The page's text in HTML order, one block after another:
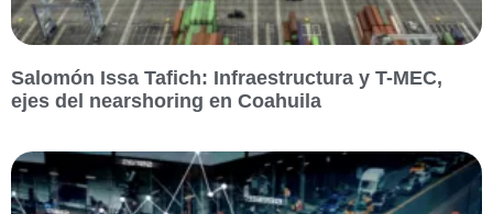
Salomón Issa Tafich: Infraestructura y T-MEC,
ejes del nearshoring en Coahuila